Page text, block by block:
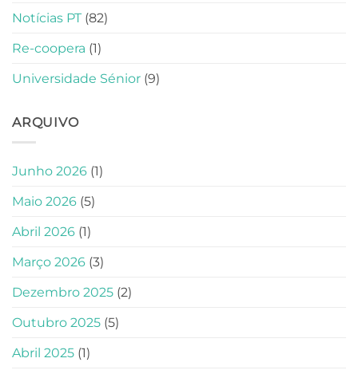
Notícias PT (82)
Re-coopera (1)
Universidade Sénior (9)
ARQUIVO
Junho 2026 (1)
Maio 2026 (5)
Abril 2026 (1)
Março 2026 (3)
Dezembro 2025 (2)
Outubro 2025 (5)
Abril 2025 (1)